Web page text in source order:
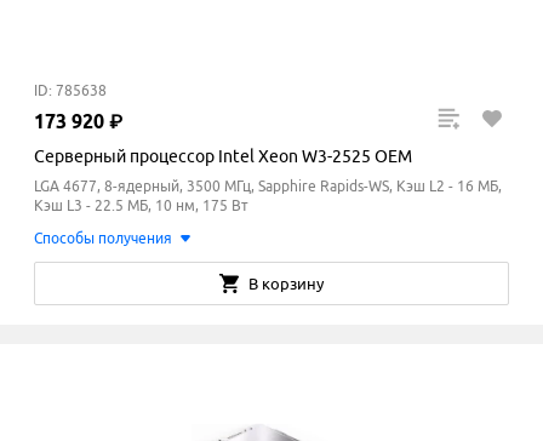
ID: 785638
173 920 ₽
Серверный процессор Intel Xeon W3-2525 OEM
LGA 4677, 8-ядерный, 3500 МГц, Sapphire Rapids-WS, Кэш L2 - 16 МБ,
Кэш L3 - 22.5 МБ, 10 нм, 175 Вт
Способы получения
В корзину